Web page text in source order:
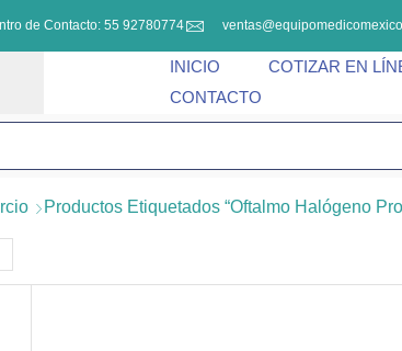
de Contacto: 55 92780774
INICIO COTIZAR EN
CONTACTO
Productos Etiquetados “oftalmo Halógeno